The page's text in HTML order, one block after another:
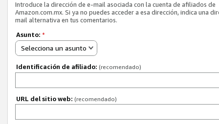
Introduce la dirección de e-mail asociada con la cuenta de afiliados de
Amazon.com.mx. Si ya no puedes acceder a esa dirección, indica una
mail alternativa en tus comentarios.
Asunto: *
Selecciona un asunto
Identificación de afiliado: (recomendado)
URL del sitio web: (recomendado)